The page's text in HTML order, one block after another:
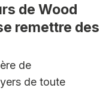
de Wood
remettre des
de
de toute